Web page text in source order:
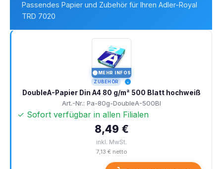
Passendes Papier und Zubehör für Ihren Adler-Royal
TRD 7020
MEHR INFOS
ZUBEHÖR
DoubleA-Papier Din A4 80 g/m² 500 Blatt hochweiß
Art.-Nr.: Pa-80g-DoubleA-500Bl
✓ Sofort verfügbar in allen Filialen
8,49 €
inkl. MwSt.
7,13 € netto